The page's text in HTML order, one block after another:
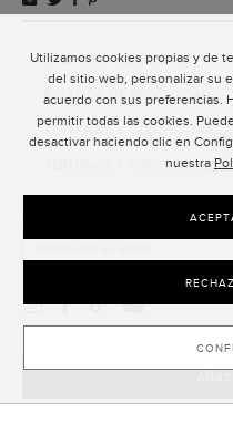
Utilizamos cookies propias y de
del sitio web, personalizar su
acuerdo con sus preferencias.
permitir todas las cookies.
desactivar haciendo clic en
nuestra
ATENCIÓN AL CLIENTE
POLÍTICA DE PRIVACIDAD
TÉRMINOS Y CONDICIONES
TÉRMINOS Y CONDICIONES
SUSCRIPCIÓN AL NEWSLETTER